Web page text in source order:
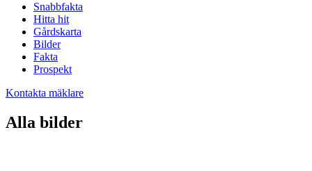
Snabbfakta
Hitta hit
Gårdskarta
Bilder
Fakta
Prospekt
Kontakta mäklare
Alla bilder